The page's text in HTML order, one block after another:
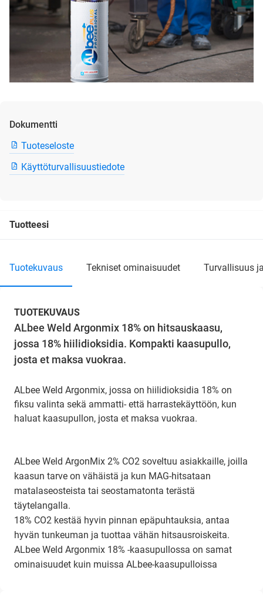
Dokumentti
Tuoteseloste
Käyttöturvallisuustiedote
Tuotteesi
tuotekuvaus tekniset ominaisuudet turvallisuus
TUOTEKUVAUS
ALbee Weld Argonmix 18% on hitsauskaasu,
jossa 18% hiilidioksidia. Kompakti kaasupullo,
josta et maksa vuokraa.
ALbee Weld Argonmix, jossa on hiilidioksidia 18% on
fiksu valinta sekä ammatti- että harrastekäyttöön, kun
haluat kaasupullon, josta et maksa vuokraa.
ALbee Weld ArgonMix 2% CO2 soveltuu asiakkaille, joilla
kaasun tarve on vähäistä ja kun MAG-hitsataan
matalaseosteista tai seostamatonta terästä
täytelangalla.
18% CO2 kestää hyvin pinnan epäpuhtauksia, antaa
hyvän tunkeuman ja tuottaa vähän hitsausroiskeita.
ALbee Weld Argonmix 18% -kaasupullossa on samat
ominaisuudet kuin muissa ALbee-kaasupulloissa